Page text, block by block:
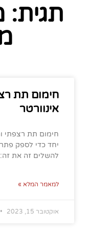
חימום תת
אינוורטר
חימום תת רצפתי
יחד כדי לספק
להשלים זה את
למאמר המלא »
אוקטובר 15, 2023